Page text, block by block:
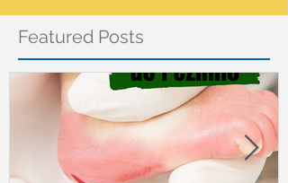
Featured Posts